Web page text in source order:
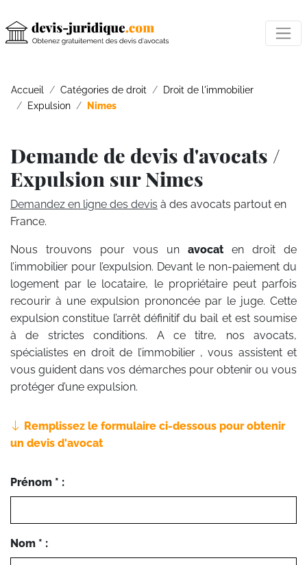
Accueil Catégories de droit
Droit de l'immobilier
Expulsion
Nimes
Demande de devis d'avocats /
Expulsion sur Nimes
Demandez en ligne des devis à des avocats partout en
France.
Nous trouvons pour vous un avocat en droit de
l’immobilier pour l’expulsion. Devant le non-paiement du
logement par le locataire, le propriétaire peut parfois
recourir à une expulsion prononcée par le juge. Cette
expulsion constitue l’arrêt définitif du bail et est soumise
à de strictes conditions. A ce titre, nos avocats,
spécialistes en droit de l’immobilier , vous assistent et
vous guident dans vos démarches pour obtenir ou vous
protéger d’une expulsion.
Remplissez le formulaire ci-dessous pour obtenir
un devis d'avocat
Prénom * :
Nom * :